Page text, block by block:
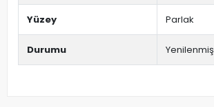
Yüzey Parlak
Durumu Yenilenmiş